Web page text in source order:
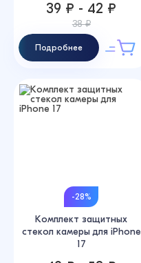
39 ₽ - 42 ₽
38 ₽
Подробнее
-28%
Комплект защитных
стекол камеры для iPhone
17